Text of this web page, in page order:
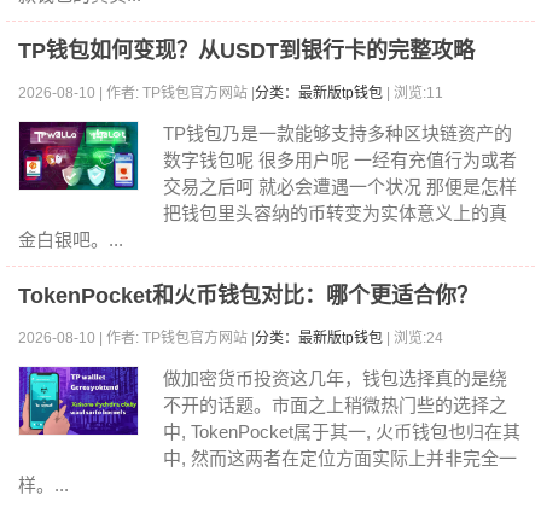
TP钱包如何变现？从USDT到银行卡的完整攻略
2026-08-10 | 作者: TP钱包官方网站 | 分类：最新版tp钱包 | 浏览:11
TP钱包乃是一款能够支持多种区块链资产的
数字钱包呢 很多用户呢 一经有充值行为或者
交易之后呵 就必会遭遇一个状况 那便是怎样
把钱包里头容纳的币转变为实体意义上的真
金白银吧。...
TokenPocket和火币钱包对比：哪个更适合你？
2026-08-10 | 作者: TP钱包官方网站 | 分类：最新版tp钱包 | 浏览:24
做加密货币投资这几年，钱包选择真的是绕
不开的话题。市面之上稍微热门些的选择之
中, TokenPocket属于其一, 火币钱包也归在其
中, 然而这两者在定位方面实际上并非完全一
样。...